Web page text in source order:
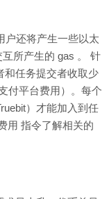
户还将产生一些以太
所产生的 gas 。 针
和任务提交者收取少
付平台费用）。每个
）才能加入到任
用 指令了解相关的